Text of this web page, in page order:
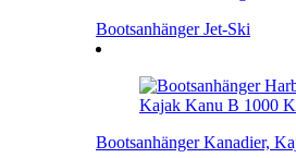
Bootsanhänger Jet-Ski
Bootsanhänger Kanadier,